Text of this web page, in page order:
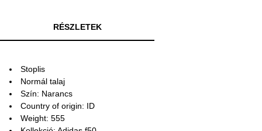
RÉSZLETEK
Stoplis
Normál talaj
Szín: Narancs
Country of origin: ID
Weight: 555